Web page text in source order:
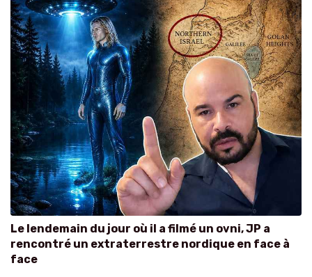
Le lendemain du jour où il a filmé un ovni, JP a
rencontré un extraterrestre nordique en face à
face